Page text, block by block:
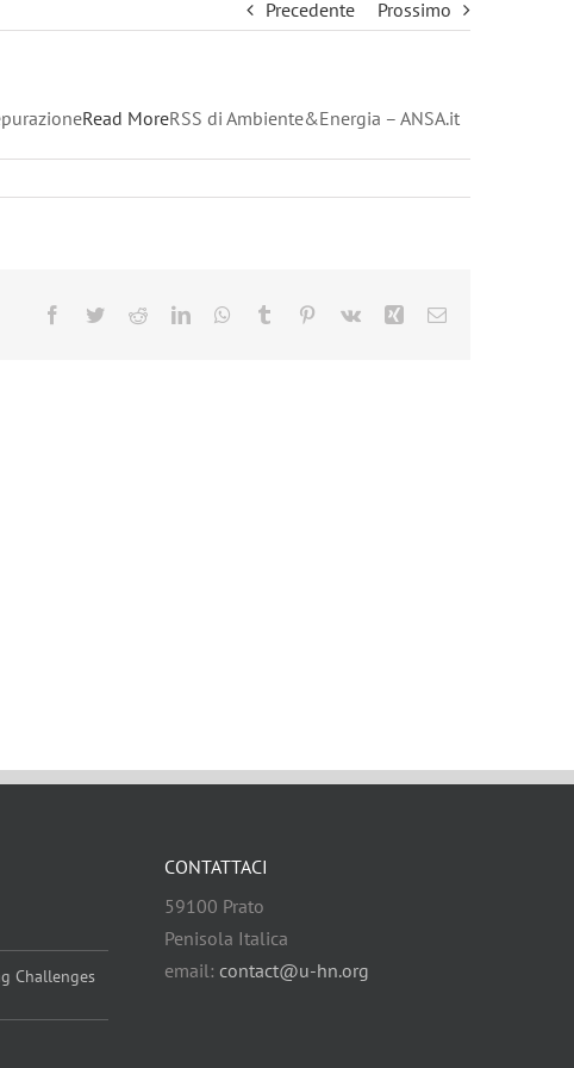
Precedente Prossimo
Read MoreRSS di Ambiente&Energia – ANSA.it
Facebook
TwitterRedditLinkedInWhatsApp
Tumblr Pinterest
Vk Xing Email
Challenges
CONTATTACI
59100 Prato
Penisola Italica
email: contact@u-hn.org